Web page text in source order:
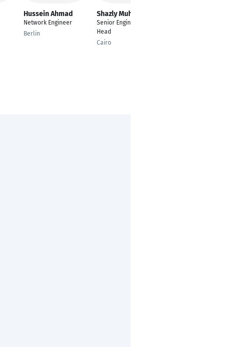
Hussein Ahmad
Network Engineer
Berlin
Shazly Muhammad
Senior Engineering
Head
Cairo